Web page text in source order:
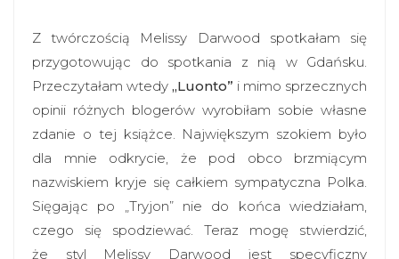
Z twórczością Melissy Darwood spotkałam się
przygotowując do spotkania z nią w Gdańsku.
Przeczytałam wtedy „Luonto” i mimo sprzecznych
opinii różnych blogerów wyrobiłam sobie własne
zdanie o tej książce. Największym szokiem było
dla mnie odkrycie, że pod obco brzmiącym
nazwiskiem kryje się całkiem sympatyczna Polka.
Sięgając po „Tryjon” nie do końca wiedziałam,
czego się spodziewać. Teraz mogę stwierdzić,
że styl Melissy Darwood jest specyficzny